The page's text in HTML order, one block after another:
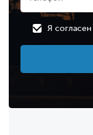
Я согласен